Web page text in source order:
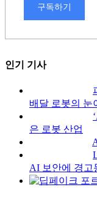
구독하기
인기 기사
배달 로봇의 눈
은 로봇 산업
AI 보안에 경고